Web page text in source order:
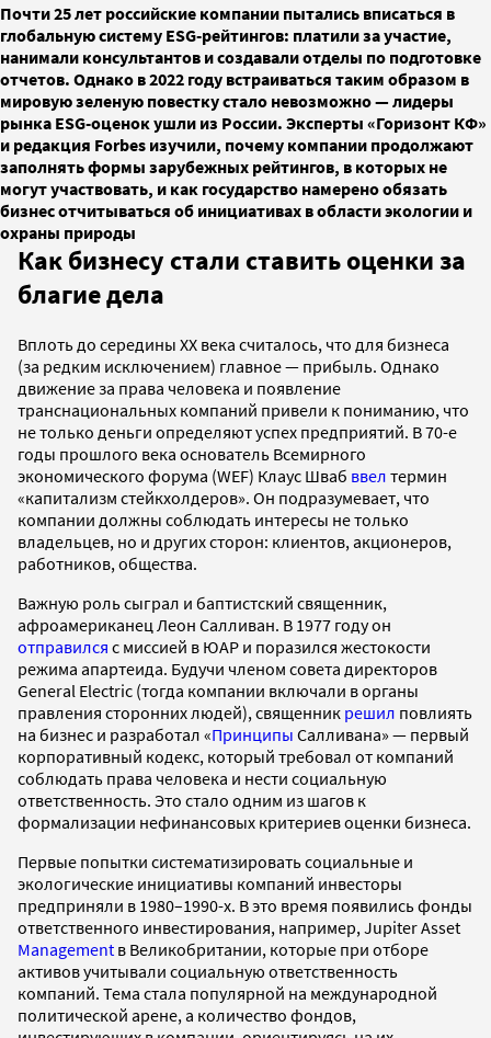
Почти 25 лет российские компании пытались вписаться в
глобальную систему ESG-рейтингов: платили за участие,
нанимали консультантов и создавали отделы по подготовке
отчетов. Однако в 2022 году встраиваться таким образом в
мировую зеленую повестку стало невозможно — лидеры
рынка ESG-оценок ушли из России. Эксперты «Горизонт КФ»
и редакция Forbes изучили, почему компании продолжают
заполнять формы зарубежных рейтингов, в которых не
могут участвовать, и как государство намерено обязать
бизнес отчитываться об инициативах в области экологии и
охраны природы
Как бизнесу стали ставить оценки за
благие дела
Вплоть до середины XX века считалось, что для бизнеса
(за редким исключением) главное — прибыль. Однако
движение за права человека и появление
транснациональных компаний привели к пониманию, что
не только деньги определяют успех предприятий. В 70-е
годы прошлого века основатель Всемирного
экономического форума (WEF) Клаус Шваб ввел термин
«капитализм стейкхолдеров». Он подразумевает, что
компании должны соблюдать интересы не только
владельцев, но и других сторон: клиентов, акционеров,
работников, общества.
Важную роль сыграл и баптистский священник,
афроамериканец Леон Салливан. В 1977 году он
отправился с миссией в ЮАР и поразился жестокости
режима апартеида. Будучи членом совета директоров
General Electric (тогда компании включали в органы
правления сторонних людей), священник решил повлиять
на бизнес и разработал «Принципы Салливана» — первый
корпоративный кодекс, который требовал от компаний
соблюдать права человека и нести социальную
ответственность. Это стало одним из шагов к
формализации нефинансовых критериев оценки бизнеса.
Первые попытки систематизировать социальные и
экологические инициативы компаний инвесторы
предприняли в 1980–1990-х. В это время появились фонды
ответственного инвестирования, например, Jupiter Asset
Management в Великобритании, которые при отборе
активов учитывали социальную ответственность
компаний. Тема стала популярной на международной
политической арене, а количество фондов,